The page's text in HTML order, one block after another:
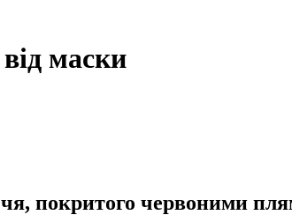
маски
покритого червоними